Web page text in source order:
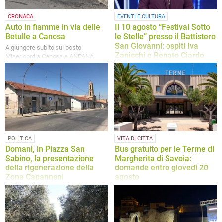
CRONACA
Auto in fiamme in via delle
Betulle a Canosa
A giungere subito sul posto
Misericordia Canosa e ANPANA
Canosa
EVENTI E CULTURA
Il 10 agosto “Festival Sotto
le Stelle” presso il Battistero
San Giovanni: ospiti Iva
Zanicchi e Renato Ciardo
La serata sarò condotta da Angela
Molinari e Daniele Colacicco
POLITICA
Domani, in Piazza San
Sabino, la presentazione
della rigenerazione della
Zona Capannoni
Ad intervenire saranno il Sindaco di
Canosa, dott. Vito Malcangio, l’Arch.
Mauro Iacoviello e l’Arch. Fabio
Lovaglio
VITA DI CITTÀ
Bus gratuito per le Terme di
Margherita di Savoia:
domande entro giovedì 20
agosto
Politiche Sociali del Comune di
Canosa